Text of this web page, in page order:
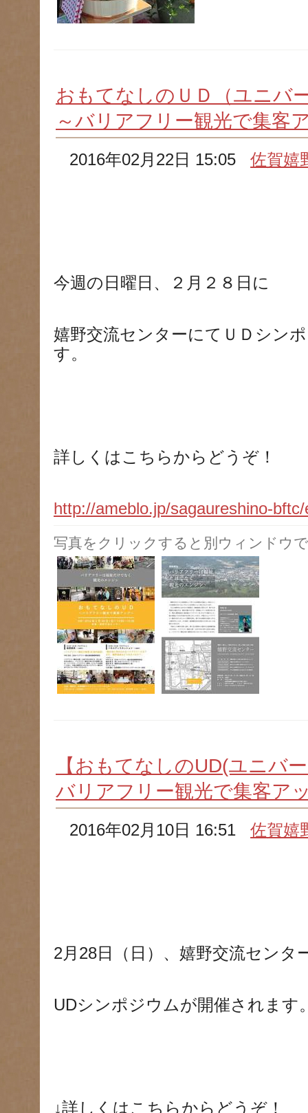
おもてなしのＵＤ（ユニ
～バリアフリー観光で集客
2016年02月22日 15:05佐賀嬉
今週の日曜日、２月２８日に
嬉野交流センターにてＵＤシン
す。
詳しくはこちらからどうぞ！
http://ameblo.jp/sagaureshino-
写真をクリックすると別ウィンドウ
【おもてなしのUD(ユニ
バリアフリー観光で集客ア
2016年02月10日 16:51佐賀嬉
2月28日（日）、嬉野交流センタ
UDシンポジウムが開催されます
↓詳しくはこちらからどうぞ！